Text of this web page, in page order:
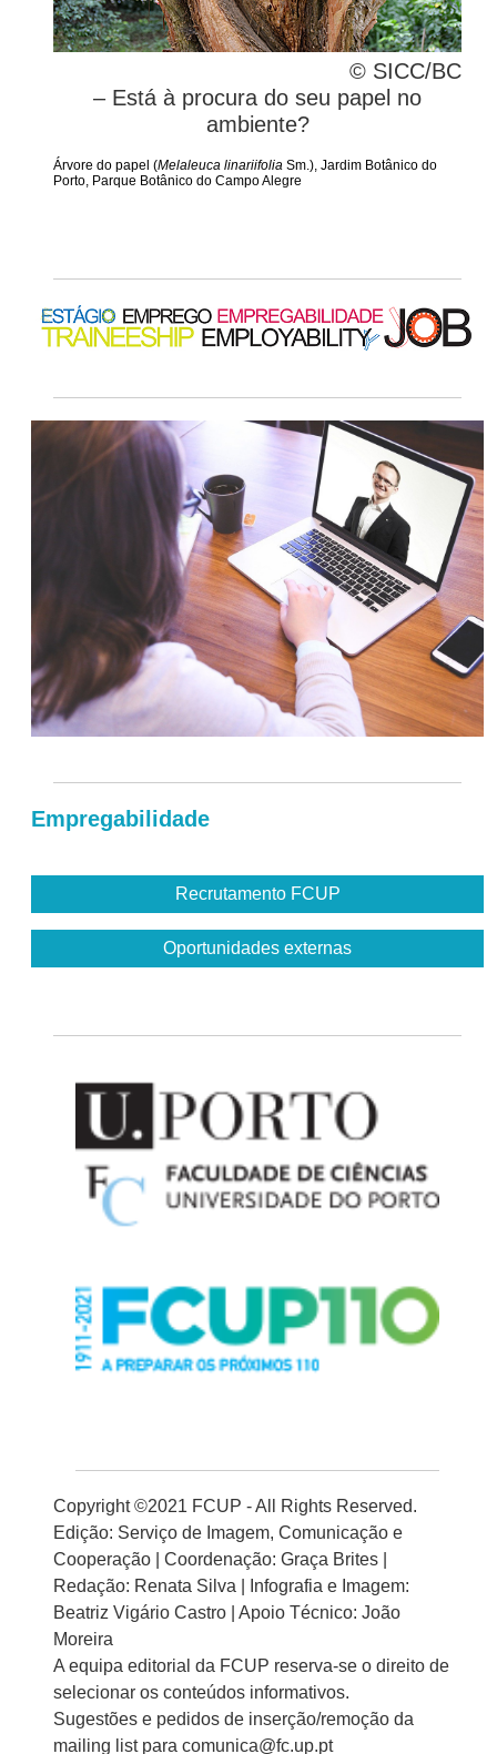
© SICC/BC
– Está à procura do seu papel no
ambiente?
Árvore do papel (Melaleuca linariifolia Sm.), Jardim Botânico do
Porto, Parque Botânico do Campo Alegre
Empregabilidade
Recrutamento FCUP
Oportunidades externas
Copyright ©2021 FCUP - All Rights Reserved.
Edição: Serviço de Imagem, Comunicação e
Cooperação | Coordenação: Graça Brites |
Redação: Renata Silva | Infografia e Imagem:
Beatriz Vigário Castro | Apoio Técnico: João
Moreira
A equipa editorial da FCUP reserva-se o direito de
selecionar os conteúdos informativos.
Sugestões e pedidos de inserção/remoção da
mailing list para comunica@fc.up.pt